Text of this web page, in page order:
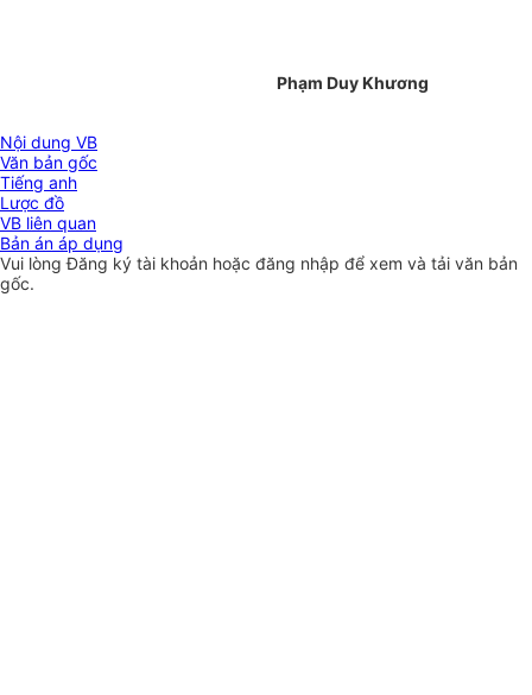
Phạm Duy Khương
Nội dung VB
Văn bản gốc
Tiếng anh
Lược đồ
VB liên quan
Bản án áp dụng
Vui lòngĐăng ký tài khoản hoặc đăng nhập để xem và tải văn bản
gốc.